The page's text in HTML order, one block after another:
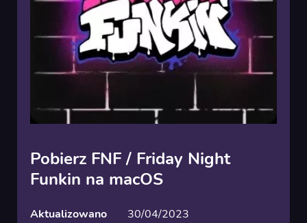
Pobierz FNF / Friday Night
Funkin na macOS
Aktualizowano
30/04/2023